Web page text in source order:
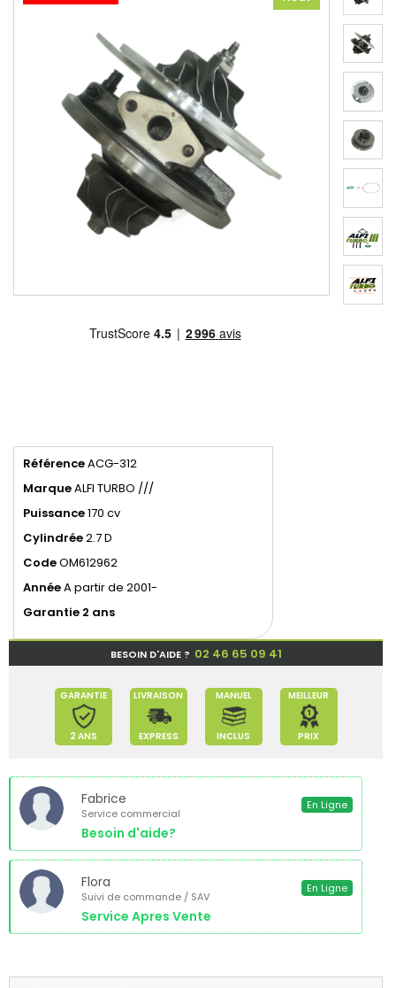
RéférenceACG-312
MarqueALFI TURBO ///
Puissance170 cv
Cylindrée2.7 D
CodeOM612962
AnnéeA partir de 2001-
Garantie 2 ans
BESOIN D'AIDE ? 02 46 65 09 41
GARANTIE
2 ANS
LIVRAISON
EXPRESS
MANUEL
INCLUS
MEILLEUR
PRIX
Fabrice
Service commercial
Besoin d'aide?
En Ligne
Flora
Suivi de commande / SAV
Service Apres Vente
En Ligne